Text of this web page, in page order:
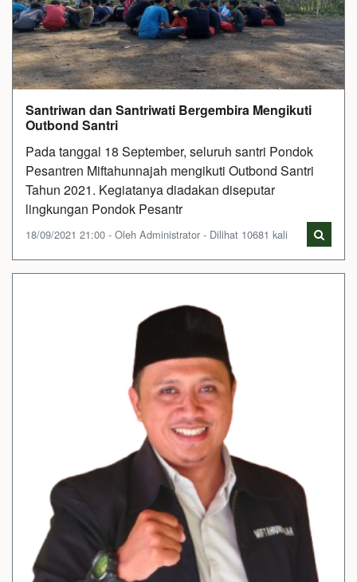
Santriwan dan Santriwati Bergembira Mengikuti
Outbond Santri
Pada tanggal 18 September, seluruh santri Pondok
Pesantren Miftahunnajah mengikuti Outbond Santri
Tahun 2021. Kegiatanya diadakan diseputar
lingkungan Pondok Pesantr
18/09/2021 21:00 - Oleh Administrator - Dilihat 10681 kali